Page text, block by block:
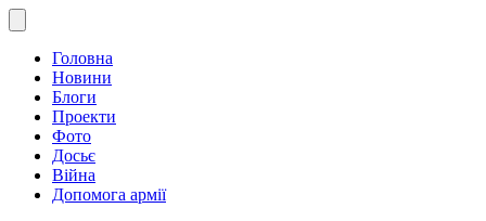
Головна
Новини
Блоги
Проекти
Фото
Досьє
Війна
Допомога армії